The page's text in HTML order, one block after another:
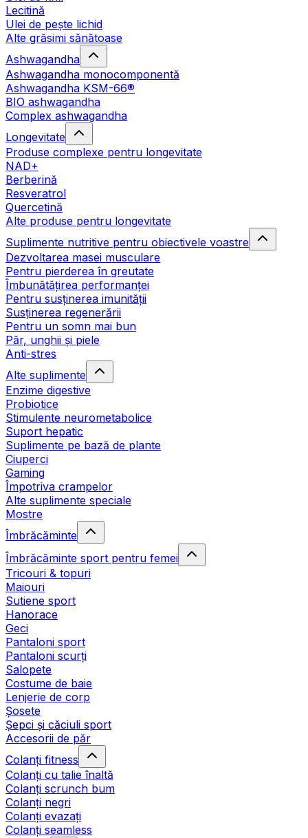
Lecitină
Ulei de pește lichid
Alte grăsimi sănătoase
Ashwagandha
Ashwagandha monocomponentă
Ashwagandha KSM-66®
BIO ashwagandha
Complex ashwagandha
Longevitate
Produse complexe pentru longevitate
NAD+
Berberină
Resveratrol
Quercetină
Alte produse pentru longevitate
Suplimente nutritive pentru obiectivele voastre
Dezvoltarea masei musculare
Pentru pierderea în greutate
Îmbunătățirea performanței
Pentru susținerea imunității
Susținerea regenerării
Pentru un somn mai bun
Păr, unghii și piele
Anti-stres
Alte suplimente
Enzime digestive
Probiotice
Stimulente neurometabolice
Suport hepatic
Suplimente pe bază de plante
Ciuperci
Gaming
Împotriva crampelor
Alte suplimente speciale
Mostre
Îmbrăcăminte
Îmbrăcăminte sport pentru femei
Tricouri & topuri
Maiouri
Sutiene sport
Hanorace
Geci
Pantaloni sport
Pantaloni scurți
Salopete
Costume de baie
Lenjerie de corp
Șosete
Șepci și căciuli sport
Accesorii de păr
Colanți fitness
Colanți cu talie înaltă
Colanți scrunch bum
Colanți negri
Colanți evazați
Colanți seamless